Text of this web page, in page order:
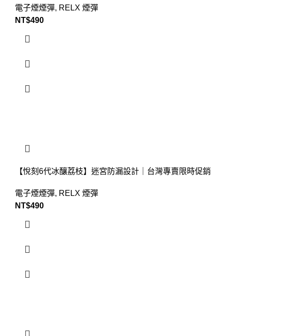
電子煙煙彈, RELX 煙彈
NT$490
【悅刻6代冰釀荔枝】迷宮防漏設計｜台灣專賣限時促銷
電子煙煙彈, RELX 煙彈
NT$490